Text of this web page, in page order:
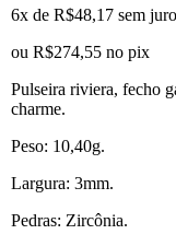
6x de R$48,17 sem
ou R$274,55 no pix
Pulseira riviera, fecho
charme.
Peso: 10,40g.
Largura: 3mm.
Pedras: Zircônia.